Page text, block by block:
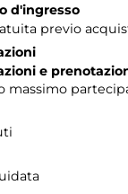
d'ingresso
previo
e
massimo